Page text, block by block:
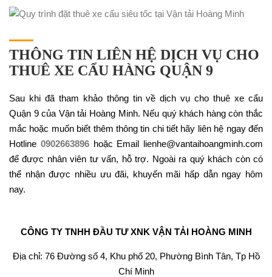
THÔNG TIN LIÊN HỆ DỊCH VỤ CHO
THUÊ XE CẨU HÀNG QUẬN 9
Sau khi đã tham khảo thông tin về dịch vụ cho thuê xe cẩu
Quận 9 của Vận tải Hoàng Minh. Nếu quý khách hàng còn thắc
mắc hoặc muốn biết thêm thông tin chi tiết hãy liên hệ ngay đến
Hotline 0902663896 hoặc Email lienhe@vantaihoangminh.com
để được nhân viên tư vấn, hỗ trợ. Ngoài ra quý khách còn có
thể nhận được nhiều ưu đãi, khuyến mãi hấp dẫn ngay hôm
nay.
CÔNG TY TNHH ĐẦU TƯ XNK VẬN TẢI HOÀNG MINH
Địa chỉ: 76 Đường số 4, Khu phố 20, Phường Bình Tân, Tp Hồ
Chí Minh